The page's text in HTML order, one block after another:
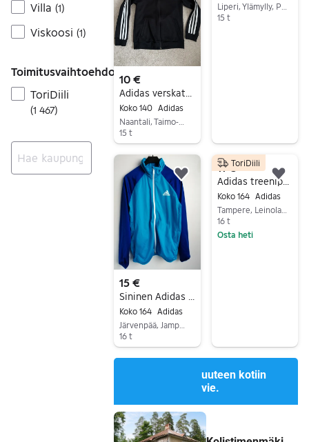
Villa (1)
Viskoosi (1)
Toimitusvaihtoehdot
ToriDiili
(1 467)
10 €
Koko 140
Adidas
15 t
15 t
15 €
Koko 164
Adidas
16 t
Lisää suosikiksi.
11 €
Adidas treenipaita
Koko 164
Adidas
Tampere, Leinola-Vehmainen, Pirkanmaa
16 t
Osta heti
ToriDiili